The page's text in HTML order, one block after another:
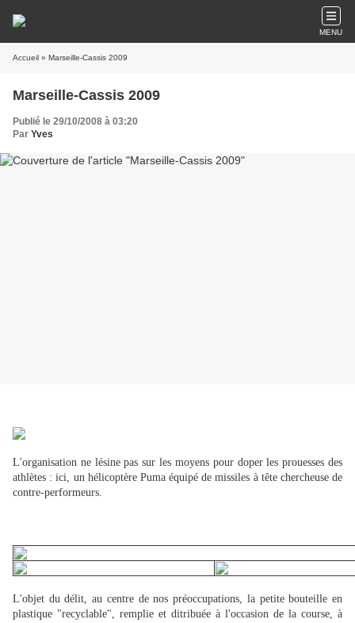
MENU
Accueil » Marseille-Cassis 2009
Marseille-Cassis 2009
Publié le 29/10/2008 à 03:20
Par Yves
L'organisation ne lésine pas sur les moyens pour doper les prouesses des
athlètes : ici, un hélicoptère Puma équipé de missiles à tête chercheuse de
contre-performeurs.
L'objet du délit, au centre de nos préoccupations, la petite bouteille en
plastique "recyclable", remplie et ditribuée à l'occasion de la course, à